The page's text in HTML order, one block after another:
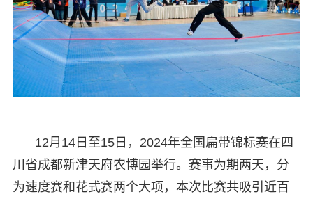
12月14日至15日，2024年全国扁带锦标赛在四
川省成都新津天府农博园举行。赛事为期两天，分
为速度赛和花式赛两个大项，本次比赛共吸引近百